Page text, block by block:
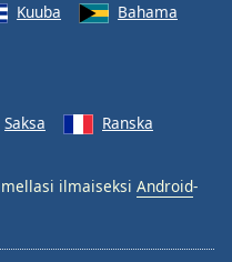
Kuuba
Bahama
Saksa Ranska
ilmaiseksi Android-